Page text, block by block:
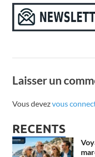
Laisser un
Vous devezvous
RECENTS